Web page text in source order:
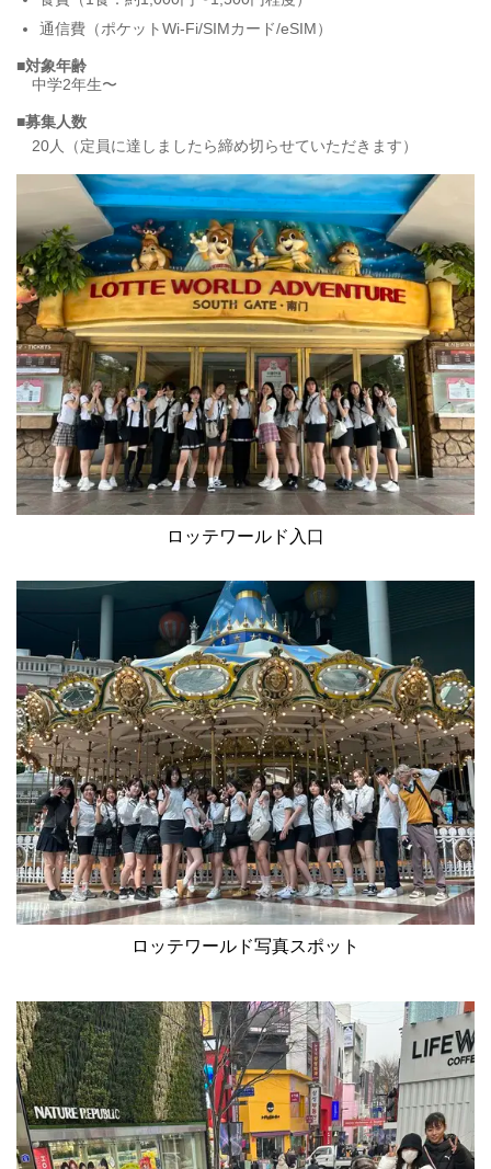
通信費（ポケットWi-Fi/SIMカード/eSIM）
■対象年齢
中学2年生〜
■募集人数
20人（定員に達しましたら締め切らせていただきます）
ロッテワールド入口
ロッテワールド写真スポット